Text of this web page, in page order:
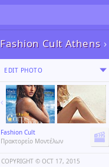
Fashion Cult Athens›
EDIT PHOTO
Fashion Cult
Πρακτορείο Μοντέλων
COPYRIGHT ©️ OCT 17, 2015